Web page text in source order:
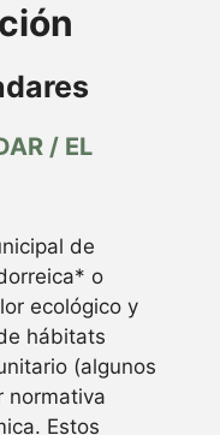
/ EL
de
o
ecológico y
hábitats
(algunos
normativa
Estos